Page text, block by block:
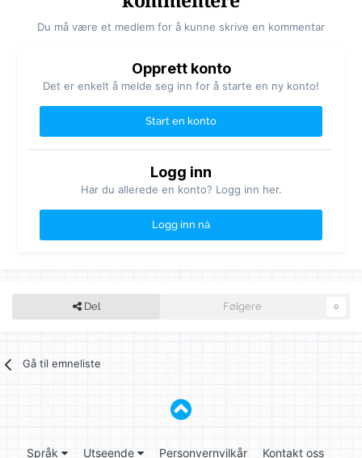
Du må være et medlem for å kunne skrive en kommentar
Opprett konto
Det er enkelt å melde seg inn for å starte en ny konto!
Start en konto
Logg inn
Har du allerede en konto? Logg inn her.
Logg inn nå
Del Følgere 0
Gå til emneliste
Språk Utseende Personvernvilkår Kontakt oss